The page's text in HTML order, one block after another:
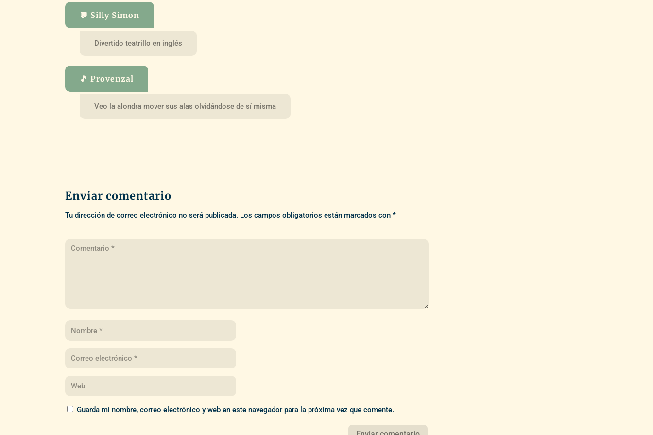
💬 Silly Simon
Divertido teatrillo en inglés
🎵 Provenzal
Veo la alondra mover sus alas olvidándose de sí misma
Enviar comentario
Tu dirección de correo electrónico no será publicada. Los campos obligatorios están marcados con*
Guarda mi nombre, correo electrónico y web en este navegador para la próxima vez que comente.